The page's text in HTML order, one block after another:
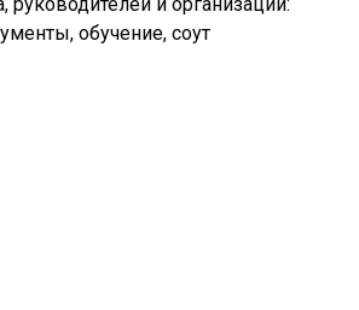
обучение, соут